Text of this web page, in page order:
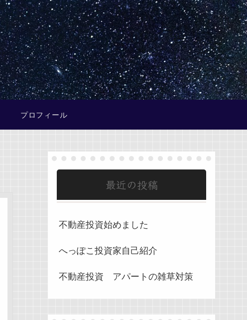
プロフィール
最近の投稿
不動産投資始めました
へっぽこ投資家自己紹介
不動産投資 アパートの雑草対策